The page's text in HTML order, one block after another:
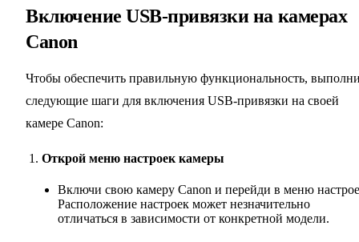
Включение USB-привязки на камерах
Canon
Чтобы обеспечить правильную функциональность,
следующие шаги для включения USB-привязки на своей
камере Canon:
Открой меню настроек камеры
Включи свою камеру Canon и перейди в меню
Расположение настроек может незначительно
отличаться в зависимости от конкретной модели.